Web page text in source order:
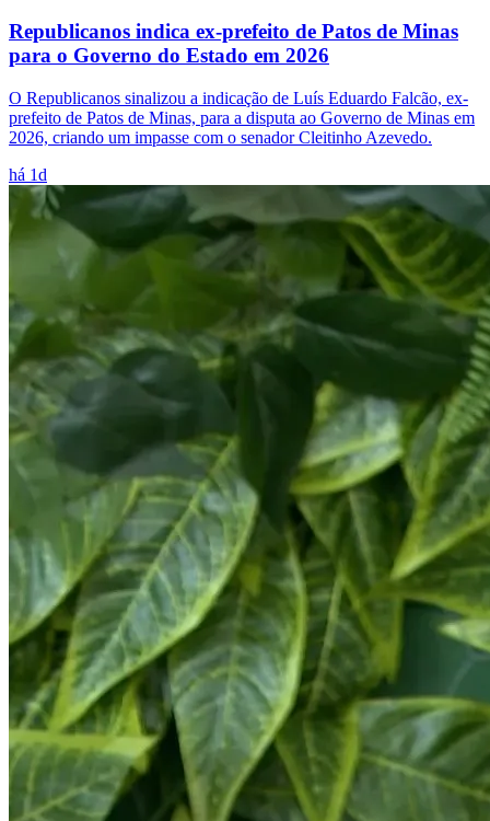
Republicanos indica ex-prefeito de Patos de Minas
para o Governo do Estado em 2026
O Republicanos sinalizou a indicação de Luís Eduardo Falcão, ex-
prefeito de Patos de Minas, para a disputa ao Governo de Minas em
2026, criando um impasse com o senador Cleitinho Azevedo.
há 1d